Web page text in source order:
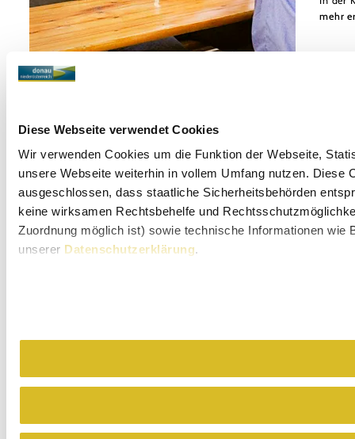
Diese Webseite verwendet Cookies
Wir verwenden Cookies um die Funktion der Webseite,
unsere Webseite weiterhin in vollem Umfang nutzen.
ausgeschlossen, dass staatliche Sicherheitsbehörden
keine wirksamen Rechtsbehelfe und
Zuordnung möglich ist) sowie technische Informationen wie
unserer Datenschutzerklärung.
©
Nadler
Weingut und TOP-Heuriger Robert Nadler
mehr